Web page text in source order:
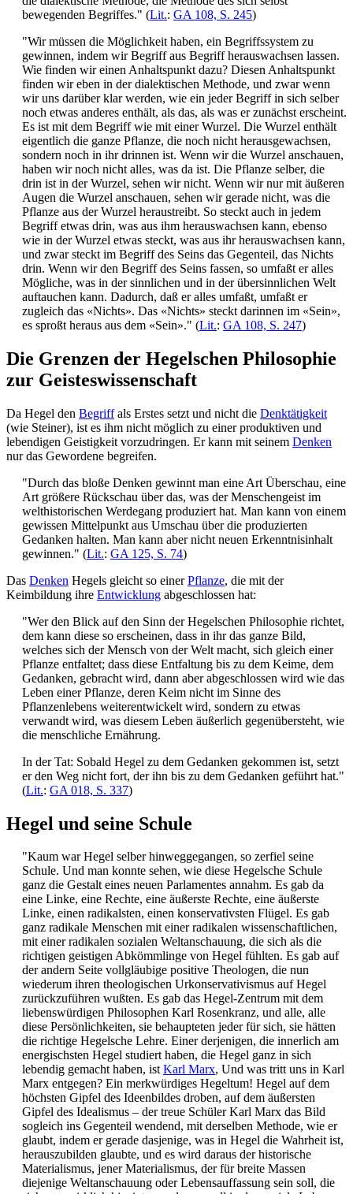
bewegenden Begriffes." (Lit.: GA 108, S. 245)
"Wir müssen die Möglichkeit haben, ein Begriffssystem zu
gewinnen, indem wir Begriff aus Begriff herauswachsen lassen.
Wie finden wir einen Anhaltspunkt dazu? Diesen Anhaltspunkt
finden wir eben in der dialektischen Methode, und zwar wenn
wir uns darüber klar werden, wie ein jeder Begriff in sich selber
noch etwas anderes enthält, als das, als was er zunächst erscheint.
Es ist mit dem Begriff wie mit einer Wurzel. Die Wurzel enthält
eigentlich die ganze Pflanze, die noch nicht herausgewachsen,
sondern noch in ihr drinnen ist. Wenn wir die Wurzel anschauen,
haben wir noch nicht alles, was da ist. Die Pflanze selber, die
drin ist in der Wurzel, sehen wir nicht. Wenn wir nur mit äußeren
Augen die Wurzel anschauen, sehen wir gerade nicht, was die
Pflanze aus der Wurzel heraustreibt. So steckt auch in jedem
Begriff etwas drin, was aus ihm herauswachsen kann, ebenso
wie in der Wurzel etwas steckt, was aus ihr herauswachsen kann,
und zwar steckt im Begriff des Seins das Gegenteil, das Nichts
drin. Wenn wir den Begriff des Seins fassen, so umfaßt er alles
Mögliche, was in der sinnlichen und in der übersinnlichen Welt
auftauchen kann. Dadurch, daß er alles umfaßt, umfaßt er
zugleich das «Nichts». Das «Nichts» steckt darinnen im «Sein»,
es sproßt heraus aus dem «Sein»." (Lit.: GA 108, S. 247)
Die Grenzen der Hegelschen Philosophie
zur Geisteswissenschaft
Da Hegel den Begriffals Erstes setzt und nicht die Denktätigkeit
(wie Steiner), ist es ihm nicht möglich zu einer produktiven und
lebendigen Geistigkeit vorzudringen. Er kann mit seinem Denken
nur das Gewordene begreifen.
"Durch das bloße Denken gewinnt man eine Art Überschau, eine
Art größere Rückschau über das, was der Menschengeist im
welthistorischen Werdegang produziert hat. Man kann von einem
gewissen Mittelpunkt aus Umschau über die produzierten
Gedanken halten. Man kann aber nicht neuen Erkenntnisinhalt
gewinnen." (Lit.: GA 125, S. 74)
Das Denken Hegels gleicht so einerPflanze, die mit der
Keimbildung ihre Entwicklung abgeschlossen hat:
"Wer den Blick auf den Sinn der Hegelschen Philosophie richtet,
dem kann diese so erscheinen, dass in ihr das ganze Bild,
welches sich der Mensch von der Welt macht, sich gleich einer
Pflanze entfaltet; dass diese Entfaltung bis zu dem Keime, dem
Gedanken, gebracht wird, dann aber abgeschlossen wird wie das
Leben einer Pflanze, deren Keim nicht im Sinne des
Pflanzenlebens weiterentwickelt wird, sondern zu etwas
verwandt wird, was diesem Leben äußerlich gegenübersteht, wie
die menschliche Ernährung.
In der Tat: Sobald Hegel zu dem Gedanken gekommen ist, setzt
er den Weg nicht fort, der ihn bis zu dem Gedanken geführt hat."
(Lit.: GA 018, S. 337)
Hegel und seine Schule
"Kaum war Hegel selber hinweggegangen, so zerfiel seine
Schule. Und man konnte sehen, wie diese Hegelsche Schule
ganz die Gestalt eines neuen Parlamentes annahm. Es gab da
eine Linke, eine Rechte, eine äußerste Rechte, eine äußerste
Linke, einen radikalsten, einen konservativsten Flügel. Es gab
ganz radikale Menschen mit einer radikalen wissenschaftlichen,
mit einer radikalen sozialen Weltanschauung, die sich als die
richtigen geistigen Abkömmlinge von Hegel fühlten. Es gab auf
der andern Seite vollgläubige positive Theologen, die nun
wiederum ihren theologischen Urkonservativismus auf Hegel
zurückzuführen wußten. Es gab das Hegel-Zentrum mit dem
liebenswürdigen Philosophen Karl Rosenkranz, und alle, alle
diese Persönlichkeiten, sie behaupteten jeder für sich, sie hätten
die richtige Hegelsche Lehre. Einer derjenigen, die innerlich am
energischsten Hegel studiert haben, die Hegel ganz in sich
lebendig gemacht haben, istKarl Marx, Und was tritt uns in Karl
Marx entgegen? Ein merkwürdiges Hegeltum! Hegel auf dem
höchsten Gipfel des Ideenbildes droben, auf dem äußersten
Gipfel des Idealismus – der treue Schüler Karl Marx das Bild
sogleich ins Gegenteil wendend, mit derselben Methode, wie er
glaubt, indem er gerade dasjenige, was in Hegel die Wahrheit ist,
herauszubilden glaubte, und es wird daraus der historische
Materialismus, jener Materialismus, der für breite Massen
diejenige Weltanschauung oder Lebensauffassung sein soll, die